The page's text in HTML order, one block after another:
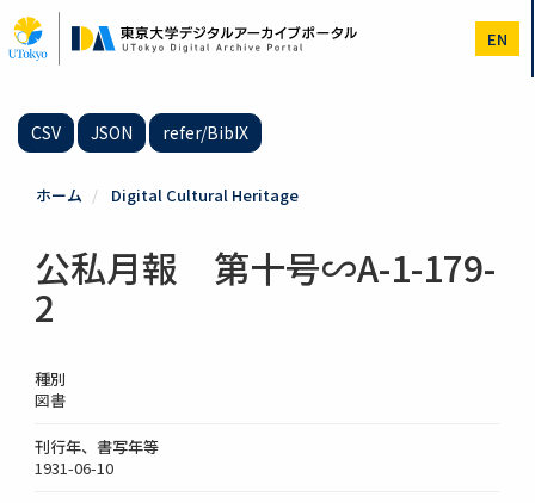
イ
ン
EN
CSV JSON refer/BibIX
ホーム Digital Cultural Heritage
公私月報 第十号∽A-1-179-
2
種別
図書
刊行年、書写年等
1931-06-10